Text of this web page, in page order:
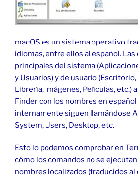
macOS es un sistema operativo
idiomas, entre ellos al español. Las
principales del sistema
y Usuarios) y de usuario
Librería, Imágenes, Películas, etc.)
Finder con los nombres en español
internamente siguen llamándose
System, Users, Desktop, etc.
Esto lo podemos comprobar en
cómo los comandos no se
nombres localizados (traducidos al